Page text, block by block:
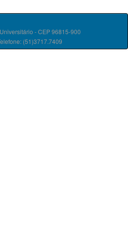
- CEP 96815-900
(51)3717.7409